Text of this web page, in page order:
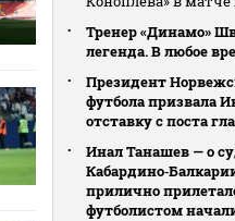
Тренер «Динамо»
легенда. В любое
Президент
футбола призвала
отставку с поста
Инал Танашев — о
прилично
футболистом